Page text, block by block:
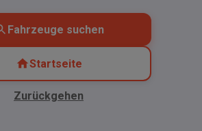
Fahrzeuge suchen
Startseite
Zurückgehen